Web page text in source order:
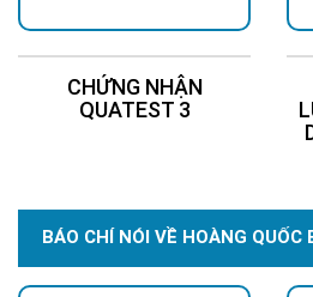
CHỨNG NHẬN
QUATEST 3
BÁO CHÍ NÓI VỀ HOÀNG QUỐC